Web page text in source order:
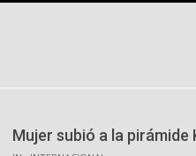
Mujer subió a la pirámide